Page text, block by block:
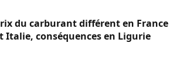
du carburant différent en France
Italie, conséquences en Ligurie